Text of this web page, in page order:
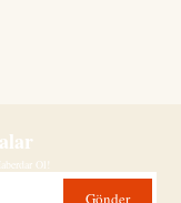
Ol!
Gönder